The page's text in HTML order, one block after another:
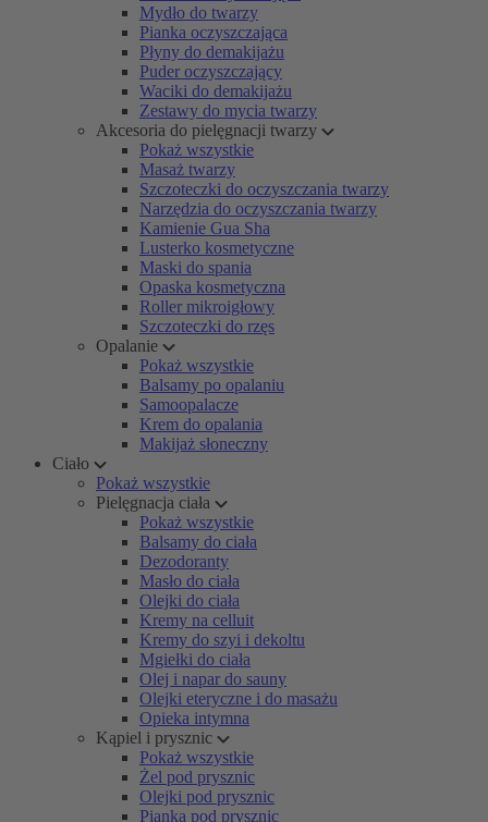
Mydło do twarzy
Pianka oczyszczająca
Płyny do demakijażu
Puder oczyszczający
Waciki do demakijażu
Zestawy do mycia twarzy
Akcesoria do pielęgnacji twarzy
Pokaż wszystkie
Masaż twarzy
Szczoteczki do oczyszczania twarzy
Narzędzia do oczyszczania twarzy
Kamienie Gua Sha
Lusterko kosmetyczne
Maski do spania
Opaska kosmetyczna
Roller mikroigłowy
Szczoteczki do rzęs
Opalanie
Pokaż wszystkie
Balsamy po opalaniu
Samoopalacze
Krem do opalania
Makijaż słoneczny
Ciało
Pokaż wszystkie
Pielęgnacja ciała
Pokaż wszystkie
Balsamy do ciała
Dezodoranty
Masło do ciała
Olejki do ciała
Kremy na celluit
Kremy do szyi i dekoltu
Mgiełki do ciała
Olej i napar do sauny
Olejki eteryczne i do masażu
Opieka intymna
Kąpiel i prysznic
Pokaż wszystkie
Żel pod prysznic
Olejki pod prysznic
Pianka pod prysznic